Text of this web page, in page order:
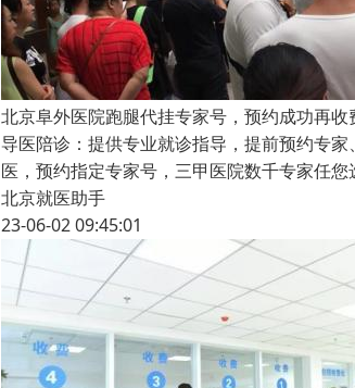
北京阜外医院跑腿代挂专家号，预约成功再收
导医陪诊：提供专业就诊指导，提前预约专
医，预约指定专家号，三甲医院数千专家
北京就医助手
23-06-02 09:45:01